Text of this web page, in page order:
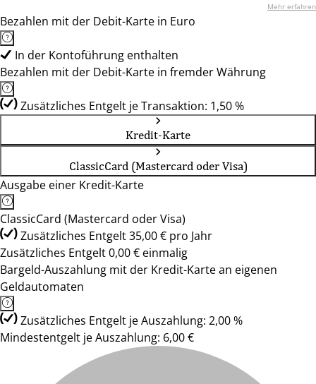
Mehr erfahren
Bezahlen mit der Debit-Karte in Euro
In der Kontoführung enthalten
Bezahlen mit der Debit-Karte in fremder Währung
Zusätzliches Entgelt je Transaktion: 1,50 %
Kredit-Karte
ClassicCard (Mastercard oder Visa)
Ausgabe einer Kredit-Karte
ClassicCard (Mastercard oder Visa)
Zusätzliches Entgelt 35,00 € pro Jahr
Zusätzliches Entgelt 0,00 € einmalig
Bargeld-Auszahlung mit der Kredit-Karte an eigenen
Geldautomaten
Zusätzliches Entgelt je Auszahlung: 2,00 %
Mindestentgelt je Auszahlung: 6,00 €